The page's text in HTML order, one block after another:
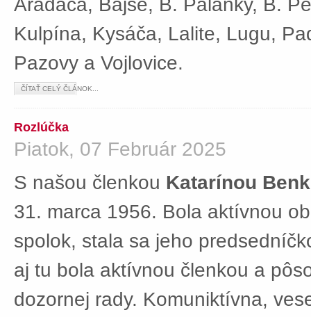
Aradáča, Bajše, B. Palanky, B.
Kulpína, Kysáča, Lalite, Lugu,
Pazovy a Vojlovice.
ČÍTAŤ CELÝ ČLÁNOK...
Rozlúčka
Piatok, 07 Február 2025
S našou členkou Katarínou
31. marca 1956. Bola aktívnou
spolok, stala sa jeho
aj tu bola aktívnou členkou a
dozornej rady. Komuniktívna,